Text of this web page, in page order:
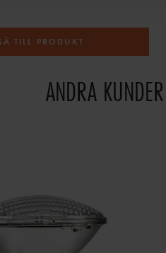
TILL PRODUKT
ANDRA